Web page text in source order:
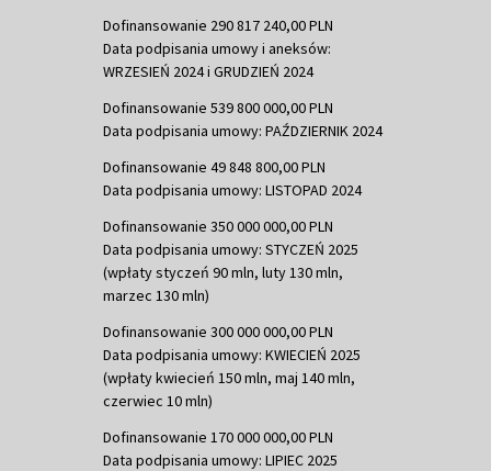
Dofinansowanie 290 817 240,00 PLN
Data podpisania umowy i aneksów:
WRZESIEŃ 2024 i GRUDZIEŃ 2024
Dofinansowanie 539 800 000,00 PLN
Data podpisania umowy: PAŹDZIERNIK 2024
Dofinansowanie 49 848 800,00 PLN
Data podpisania umowy: LISTOPAD 2024
Dofinansowanie 350 000 000,00 PLN
Data podpisania umowy: STYCZEŃ 2025
(wpłaty styczeń 90 mln, luty 130 mln,
marzec 130 mln)
Dofinansowanie 300 000 000,00 PLN
Data podpisania umowy: KWIECIEŃ 2025
(wpłaty kwiecień 150 mln, maj 140 mln,
czerwiec 10 mln)
Dofinansowanie 170 000 000,00 PLN
Data podpisania umowy: LIPIEC 2025